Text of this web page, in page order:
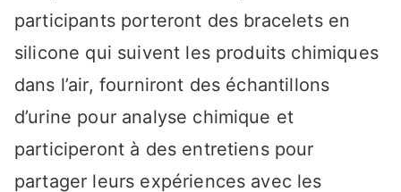
participants porteront des bracelets en
silicone qui suivent les produits chimiques
dans l’air, fourniront des échantillons
d’urine pour analyse chimique et
participeront à des entretiens pour
partager leurs expériences avec les